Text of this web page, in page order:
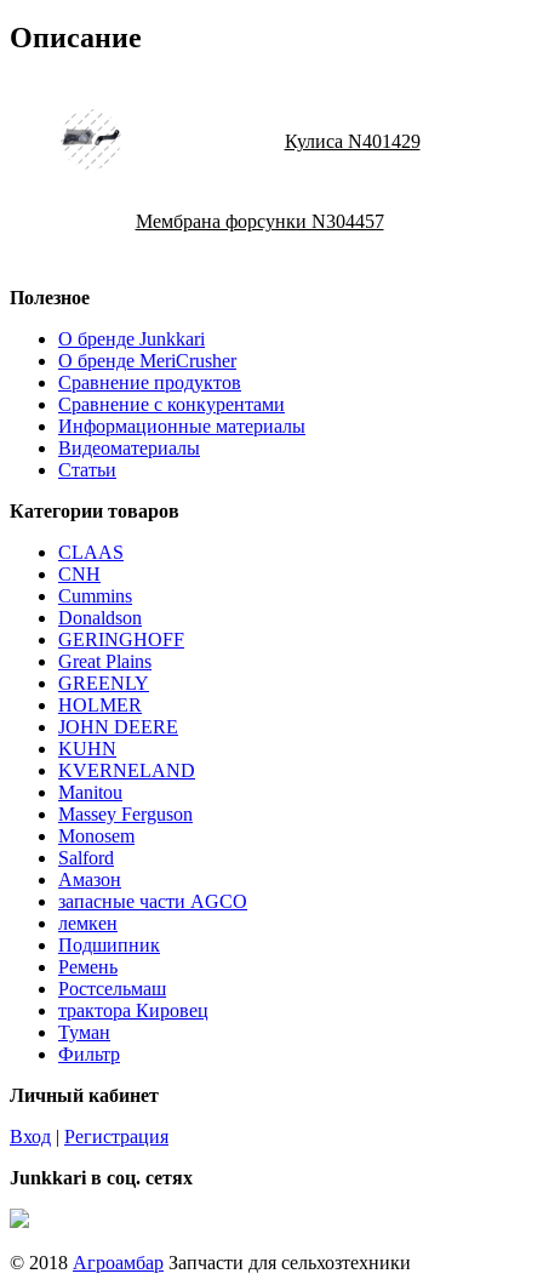
Описание
Кулиса N401429
Мембрана форсунки N304457
Полезное
О бренде Junkkari
О бренде MeriCrusher
Сравнение продуктов
Сравнение с конкурентами
Информационные материалы
Видеоматериалы
Статьи
Категории товаров
CLAAS
CNH
Cummins
Donaldson
GERINGHOFF
Great Plains
GREENLY
HOLMER
JOHN DEERE
KUHN
KVERNELAND
Manitou
Massey Ferguson
Monosem
Salford
Амазон
запасные части AGCO
лемкен
Подшипник
Ремень
Ростсельмаш
трактора Кировец
Туман
Фильтр
Личный кабинет
Вход | Регистрация
Junkkari в соц. сетях
© 2018 Агроамбар Запчасти для сельхозтехники